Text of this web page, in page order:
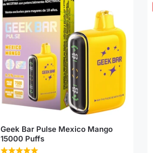
Geek Bar Pulse Mexico Mango
15000 Puffs